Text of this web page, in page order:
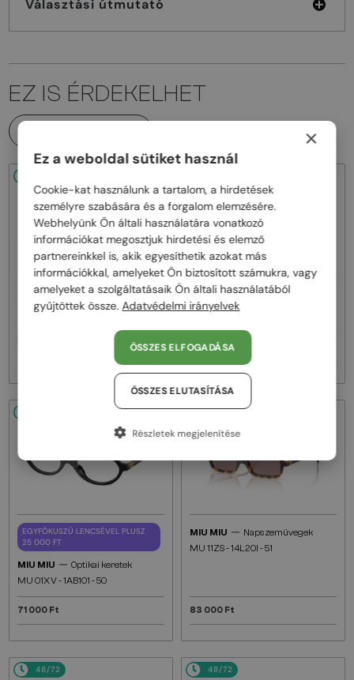
Választási útmutató
EZ IS ÉRDEKELHET
MIU MIU—Napszemüvegek
MU A55S - ​1BC90Q - ​57
119 000 Ft
MIU MIU—Napszemüvegek
MU 11ZS - 16K01O - 51
83 000 Ft
EGYFÓKUSZÚ LENCSÉVEL PLUSZ
25 000 FT
MIU MIU — Optikai keretek
MU 01XV - 1AB1O1 - 50
71 000 Ft
48/72
MIU MIU — Napszemüvegek
MU 11ZS - 14L20I - 51
83 000 Ft
48/72 48/72
×
Ez a weboldal sütiket használ
Cookie-kat használunk a tartalom, a hirdetések
személyre szabására és a forgalom elemzésére.
Webhelyünk Ön általi használatára vonatkozó
információkat megosztjuk hirdetési és elemző
partnereinkkel is, akik egyesíthetik azokat más
információkkal, amelyeket Ön biztosított számukra, vagy
amelyeket a szolgáltatásaik Ön általi használatából
gyűjtöttek össze. Adatvédelmi irányelvek
ÖSSZES ELFOGADÁSA
ÖSSZES ELUTASÍTÁSA
Részletek megjelenítése